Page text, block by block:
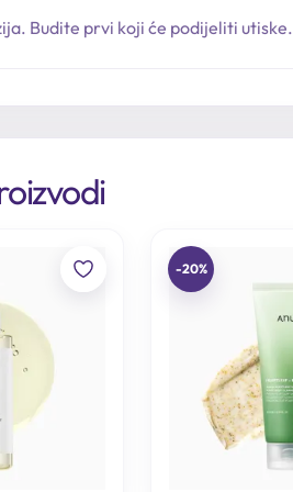
Budite prvi koji će podijeliti utiske.
-20%